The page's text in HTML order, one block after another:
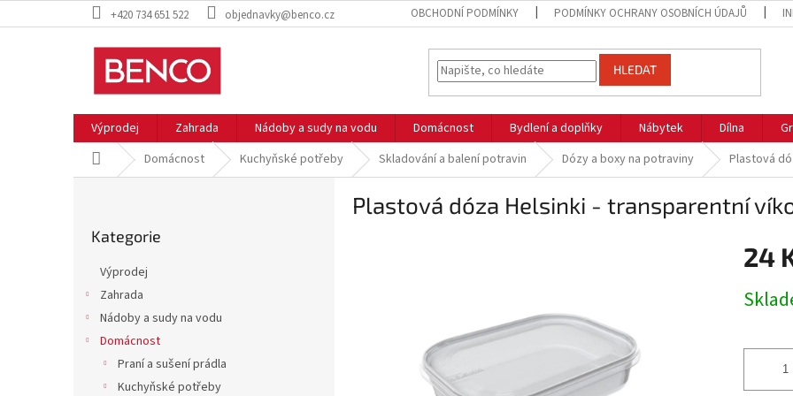
na
+420 734 651 522 objednavky@benco.cz OBCHODNÍ PODMÍNKY PODMÍNKY OCHRANY OSOBNÍCH ÚDAJŮ
HLEDAT
Výprodej Zahrada Nádoby a sudy na vodu Domácnost Bydlení a doplňky Nábytek Dílna
Domů Domácnost Kuchyňské potřeby Skladování a balení potravin Dózy a boxy na potraviny Plastová
kategorie
Kategorie
Výprodej
Zahrada
Nádoby a sudy na vodu
Domácnost
Praní a sušení prádla
Kuchyňské potřeby
Plastová dóza Helsinki - transparentní
24
cena: